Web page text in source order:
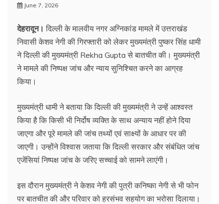
June 7, 2026
देहरादून। दिल्ली के मालवीय नगर अग्निकांड मामले में उत्तराखंड
निवासी केशव नेगी की गिरफ्तारी को लेकर मुख्यमंत्री पुष्कर सिंह धामी
ने दिल्ली की मुख्यमंत्री Rekha Gupta से बातचीत की। मुख्यमंत्री
ने मामले की निष्पक्ष जांच और न्याय सुनिश्चित करने का आग्रह
किया।
मुख्यमंत्री धामी ने बताया कि दिल्ली की मुख्यमंत्री ने उन्हें आश्वस्त
किया है कि किसी भी निर्दोष व्यक्ति के साथ अन्याय नहीं होने दिया
जाएगा और पूरे मामले की जांच तथ्यों एवं साक्ष्यों के आधार पर की
जाएगी। उन्होंने विश्वास जताया कि दिल्ली सरकार और संबंधित जांच
एजेंसियां निष्पक्ष जांच के जरिए सच्चाई को सामने लाएंगी।
इस दौरान मुख्यमंत्री ने केशव नेगी की पुत्री कनिष्का नेगी से भी फोन
पर बातचीत की और परिवार को हरसंभव सहयोग का भरोसा दिलाया।